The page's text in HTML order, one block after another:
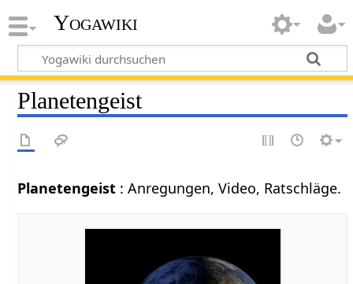
Yogawiki
Planetengeist
Planetengeist : Anregungen, Video, Ratschläge.